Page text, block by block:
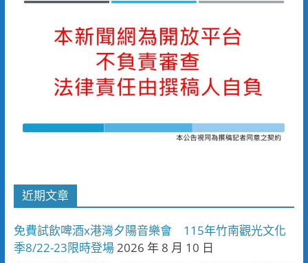
近期文章
免費試飲啤酒x港灣夕陽音樂會 115年竹南觀光文化
季8/22-23限時登場2026 年 8 月 10 日